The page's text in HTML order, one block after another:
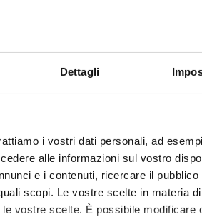
Dettagli
i vostri dati personali, ad
alle informazioni sul vostro
e i contenuti, ricercare il
scopi. Le vostre scelte in materia
vostre scelte. È possibile